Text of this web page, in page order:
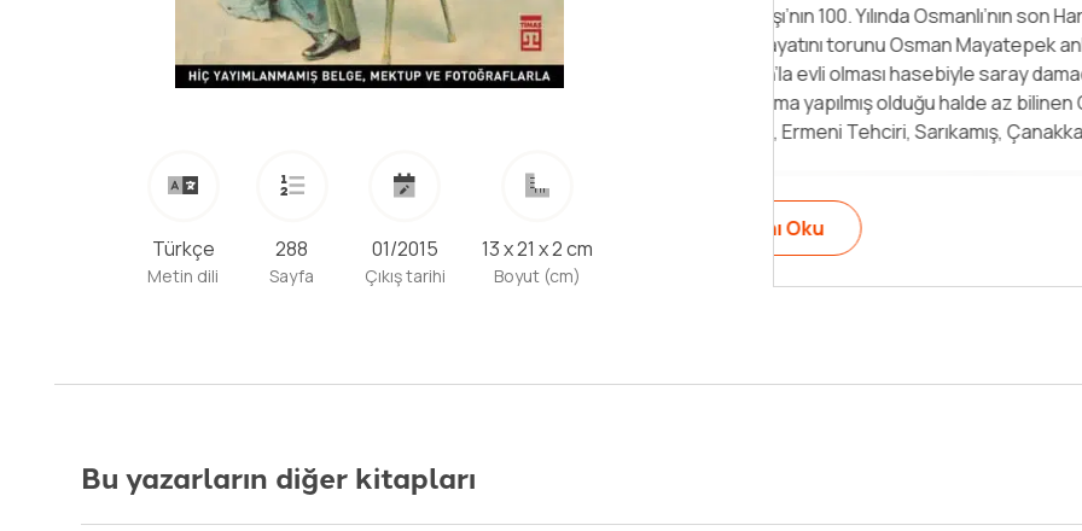
Türkçe
Metin dili
288
Sayfa
01/2015
Çıkış tarihi
13 x 21 x 2 cm
Boyut (cm)
“Enver bir güneş gibi doğmuş,
bırakalım.” Mustafa Kemal
teşkilatta kimler görev aldı? ·
için rüşvet teklif edildi mi? ·
nasıl gerçekleşti ve hezimetin
Devamını Oku
Bu yazarların diğer kitapları